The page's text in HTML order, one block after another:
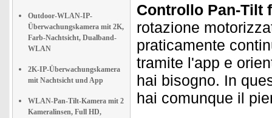
Outdoor-WLAN-IP-
Überwachungskamera mit 2K,
Farb-Nachtsicht, Dualband-
WLAN
2K-IP-Überwachungskamera
mit Nachtsicht und App
WLAN-Pan-Tilt-Kamera mit 2
Kameralinsen, Full HD,
Controllo Pan-Tilt
rotazione
praticamente
tramite l'app e
hai bisogno. In
hai comunque il